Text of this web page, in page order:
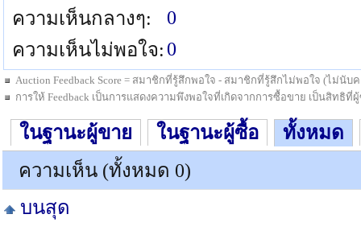
ความเห็นกลางๆ:
0
ความเห็นไม่พอใจ: 0
Auction Feedback Score = สมาชิกที่รู้สึกพอใจ - สมาชิกที่รู้สึกไม่พอใจ (ไม่นั
การให้ Feedback เป็นการแสดงความพึงพอใจที่เกิดจากการซื้อขาย เป็นสิทธิ
ในฐานะผู้ขาย ในฐานะผู้ซื้อ
ทั้งหมด
ความเห็น (ทั้งหมด 0)
บนสุด